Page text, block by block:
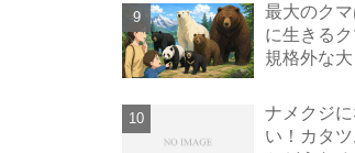
最大のク
に生きる
規格外な
ナメクジ
い！カタ